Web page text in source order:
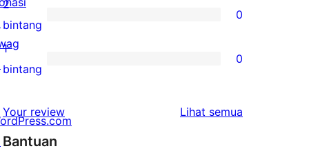
3-
bintang
0
ulasan
2-
2
bintang
0
0
1-
bintang
1
bintang
0
Your review Lihat semua
Bantuan